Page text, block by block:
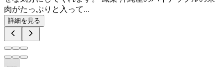
肉がたっぷりと入って...
詳細を見る